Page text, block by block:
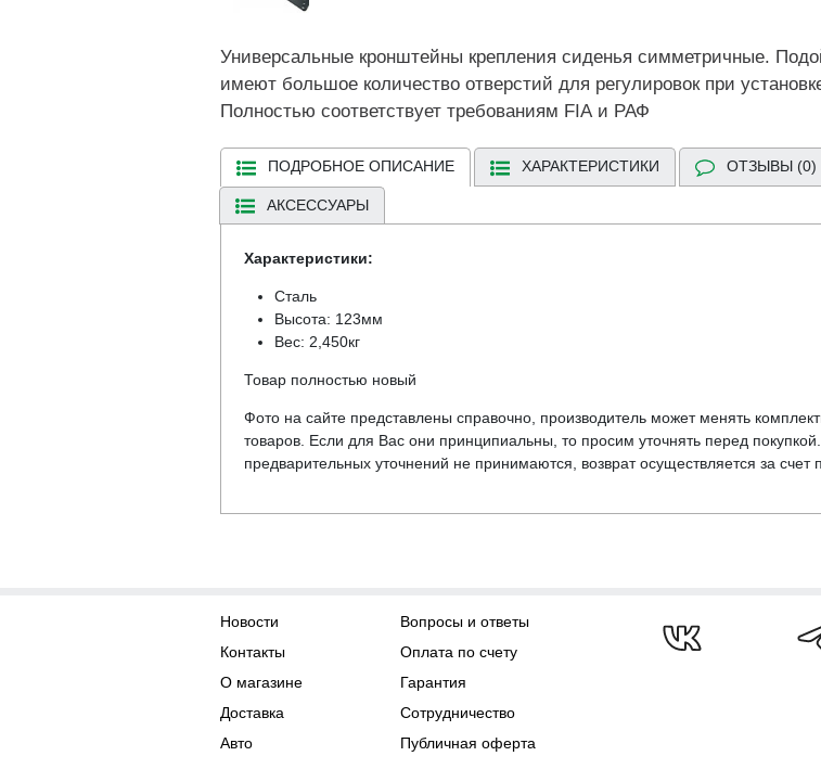
Универсальные кронштейны крепления сиденья симметричные.
имеют большое количество отверстий для регулировок при
Полностью соответствует требованиям FIA и РАФ
ПОДРОБНОЕ ОПИСАНИЕ ХАРАКТЕРИСТИКИ ОТЗЫВЫ (0)
АКСЕССУАРЫ
Характеристики:
Сталь
Высота: 123мм
Вес: 2,450кг
Товар полностью новый
Фото на сайте представлены справочно, производитель может менять
товаров. Если для Вас они принципиальны, то просим уточнять перед
предварительных уточнений не принимаются, возврат осуществляется за счет
Новости
Контакты
О магазине
Доставка
Авто
Вопросы и ответы
Оплата по счету
Гарантия
Сотрудничество
Публичная оферта